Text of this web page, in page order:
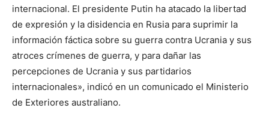
internacional. El presidente Putin ha atacado la libertad
de expresión y la disidencia en Rusia para suprimir la
información fáctica sobre su guerra contra Ucrania y sus
atroces crímenes de guerra, y para dañar las
percepciones de Ucrania y sus partidarios
internacionales», indicó en un comunicado el Ministerio
de Exteriores australiano.